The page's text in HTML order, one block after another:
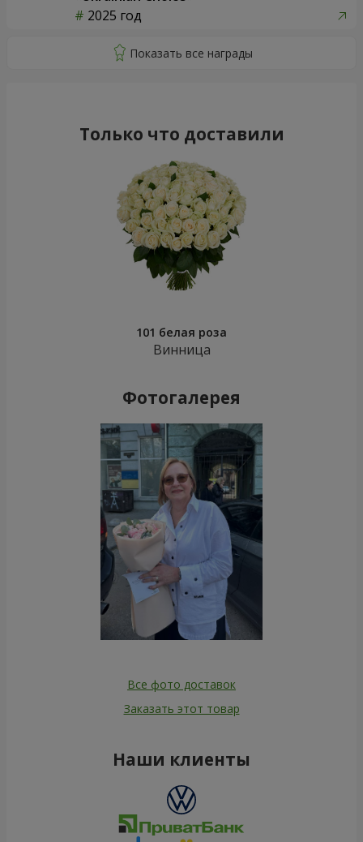
2025 год
Только что доставили
101 белая роза
Винница
Фотогалерея
Все фото доставок
Заказать этот товар
Наши клиенты